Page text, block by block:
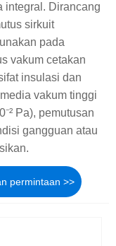
integral. Dirancang
sirkuit
pada
vakum cetakan
insulasi dan
vakum tinggi
Pa), pemutusan
gangguan atau
permintaan >>